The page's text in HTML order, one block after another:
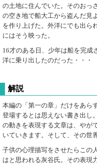
の土地に住んでいた。そのおっ
の空き地で船大工から盗んだ見
を作り上げた。外洋にでも出ら
にはそう映った。
16才のある日、少年は船を完成
洋に乗り出したのだった・・・
解説
本編の「第一の章」だけをあら
登場するとは思えない書き出し
の動きを表現する文章は、やが
いていきます。そして、その世
子供の心理描写をさせたらこの
はと思われる灰谷氏。その表現